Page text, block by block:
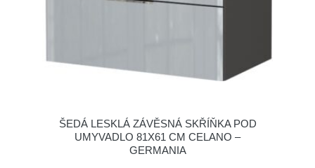
ŠEDÁ LESKLÁ ZÁVĚSNÁ SKŘÍŇKA POD
UMYVADLO 81X61 CM CELANO –
GERMANIA